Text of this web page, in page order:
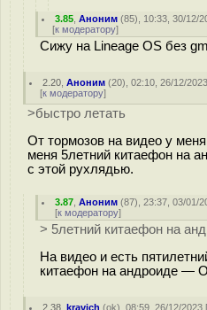
3.85 ,Аноним (85), 10:33, 30/12/
[к модератору]
Сижу на Lineage OS без
2.20 ,Аноним (20), 02:10, 26/12/
[к модератору]
>быстро летать
От тормозов на видео у
меня 5летний китаефон на
с этой рухлядью.
3.87 ,Аноним (87), 23:37, 03/01/
[к модератору]
> 5летний китаефон на
На видео и есть
китаефон на андроиде —
2.38 ,kravich (ok), 08:59, 26/12/2023